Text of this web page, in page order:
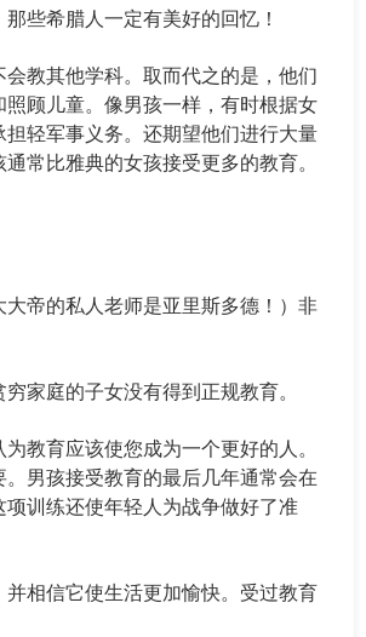
些希腊人一定有美好的回忆！
教其他学科。取而代之的是，他们
顾儿童。像男孩一样，有时根据女
轻军事义务。还期望他们进行大量
常比雅典的女孩接受更多的教育。
帝的私人老师是亚里斯多德！）非
庭的子女没有得到正规教育。
育应该使您成为一个更好的人。
男孩接受教育的最后几年通常会在
训练还使年轻人为战争做好了准
相信它使生活更加愉快。受过教育